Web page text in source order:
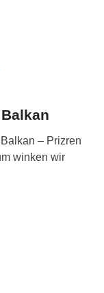
– Prizren
winken wir